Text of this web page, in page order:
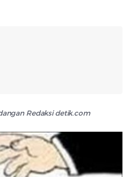
Redaksi detik.com